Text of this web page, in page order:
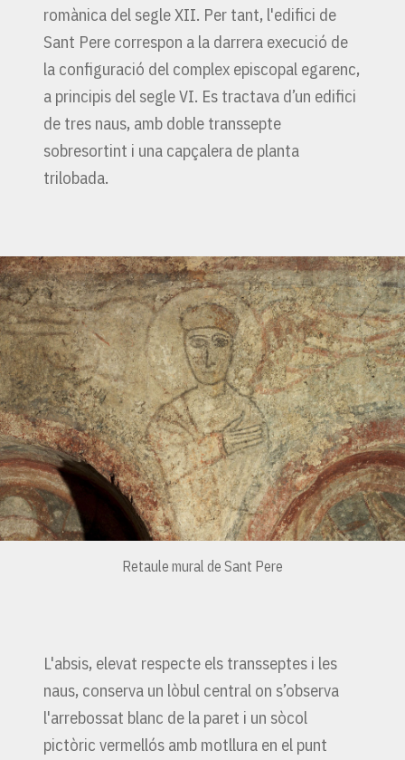
romànica del segle XII. Per tant, l'edifici de
Sant Pere correspon a la darrera execució de
la configuració del complex episcopal egarenc,
a principis del segle VI. Es tractava d’un edifici
de tres naus, amb doble transsepte
sobresortint i una capçalera de planta
trilobada.
Retaule mural de Sant Pere
L'absis, elevat respecte els transseptes i les
naus, conserva un lòbul central on s’observa
l'arrebossat blanc de la paret i un sòcol
pictòric vermellós amb motllura en el punt